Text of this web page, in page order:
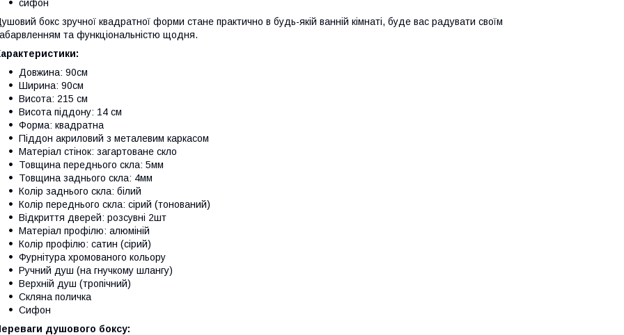
сифон
бокс зручної квадратної форми стане практично в будь-якій ванній кімнаті, буде вас радувати своїм
та функціональністю щодня.
Довжина: 90см
Ширина: 90см
Висота: 215 см
Висота піддону: 14 см
Форма: квадратна
Піддон акриловий з металевим каркасом
Матеріал стінок: загартоване скло
Товщина переднього скла: 5мм
Товщина заднього скла: 4мм
Колір заднього скла: білий
Колір переднього скла: сірий (тонований)
Відкриття дверей: розсувні 2шт
Матеріал профілю: алюміній
Колір профілю: сатин (сірий)
Фурнітура хромованого кольору
Ручний душ (на гнучкому шлангу)
Верхній душ (тропічний)
Скляна поличка
Сифон
душового боксу: